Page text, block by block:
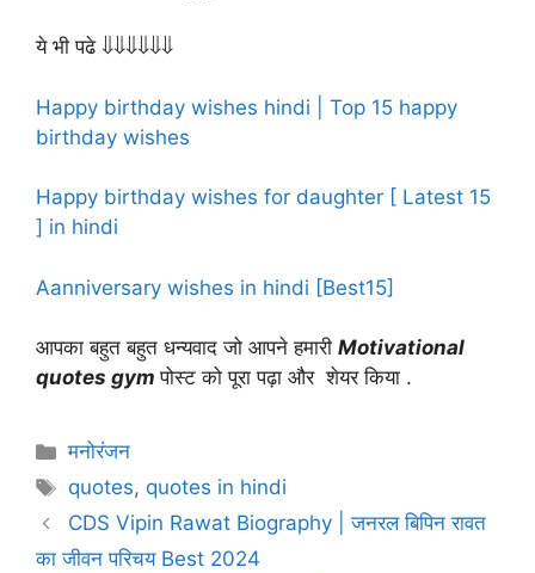
ये भी पढे ⇓⇓⇓⇓⇓⇓
Happy birthday wishes hindi | Top 15 happy
birthday wishes
Happy birthday wishes for daughter [ Latest 15
] in hindi
Aanniversary wishes in hindi [Best15]
आपका बहुत बहुत धन्यवाद जो आपने हमारी Motivational
quotes gym पोस्ट को पूरा पढ़ा और शेयर किया .
Categories
मनोरंजन
Tags
quotes, quotes in hindi
CDS Vipin Rawat Biography | जनरल बिपिन रावत
का जीवन परिचय Best 2024